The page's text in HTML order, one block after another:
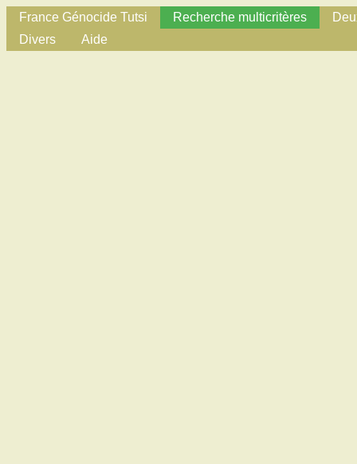
France Génocide Tutsi Recherche multicritères
Divers
Aide